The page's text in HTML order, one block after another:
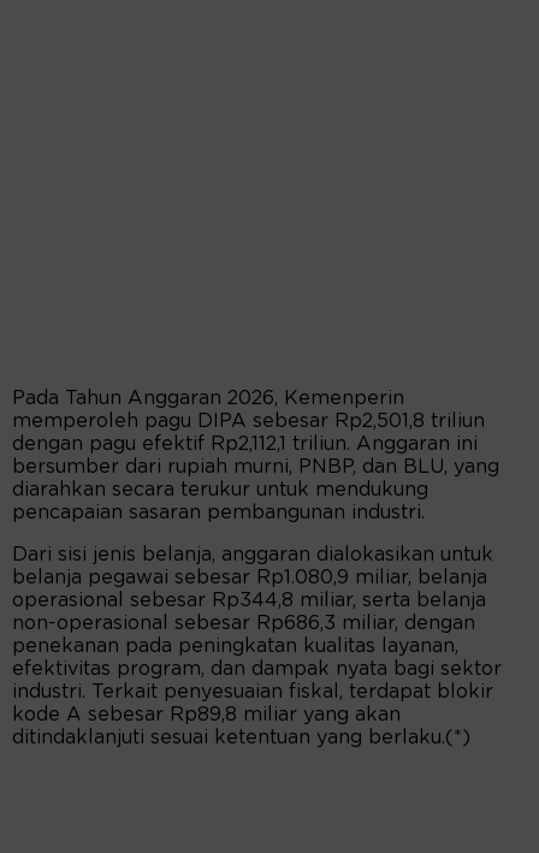
Pada Tahun Anggaran 2026, Kemenperin
memperoleh pagu DIPA sebesar Rp2,501,8 triliun
dengan pagu efektif Rp2,112,1 triliun. Anggaran ini
bersumber dari rupiah murni, PNBP, dan BLU, yang
diarahkan secara terukur untuk mendukung
pencapaian sasaran pembangunan industri.
Dari sisi jenis belanja, anggaran dialokasikan untuk
belanja pegawai sebesar Rp1.080,9 miliar, belanja
operasional sebesar Rp344,8 miliar, serta belanja
non-operasional sebesar Rp686,3 miliar, dengan
penekanan pada peningkatan kualitas layanan,
efektivitas program, dan dampak nyata bagi sektor
industri. Terkait penyesuaian fiskal, terdapat blokir
kode A sebesar Rp89,8 miliar yang akan
ditindaklanjuti sesuai ketentuan yang berlaku.(*)